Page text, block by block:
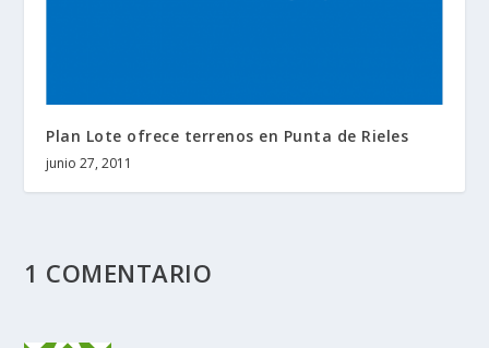
Plan Lote ofrece terrenos en Punta de Rieles
junio 27, 2011
1 COMENTARIO